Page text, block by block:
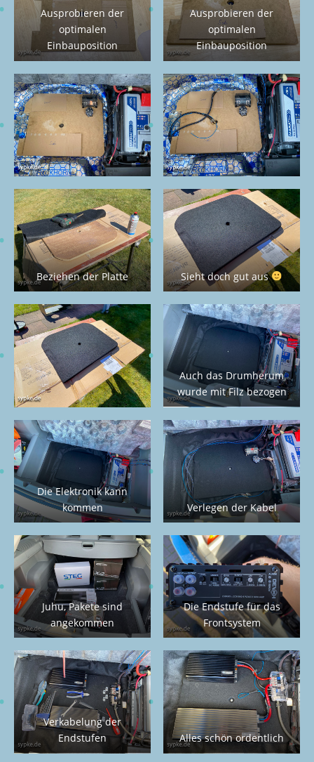
Ausprobieren der
optimalen
Einbauposition
Ausprobieren der
optimalen
Einbauposition
Beziehen der Platte Sieht doch gut aus
Auch das Drumherum
wurde mit Filz bezogen
Die Elektronik kann
kommen
Verlegen der Kabel
Juhu, Pakete sind
angekommen
Die Endstufe für das
Frontsystem
Verkabelung der
Endstufen
Alles schön ordentlich